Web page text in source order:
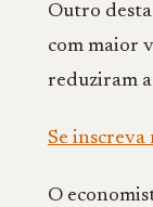
Outro
com maior
reduziram
Se inscreva
O